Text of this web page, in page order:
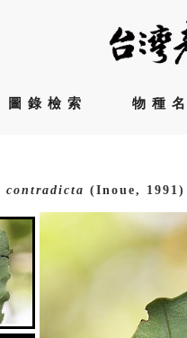
圖錄檢索 物種
contradicta (Inoue, 1991)